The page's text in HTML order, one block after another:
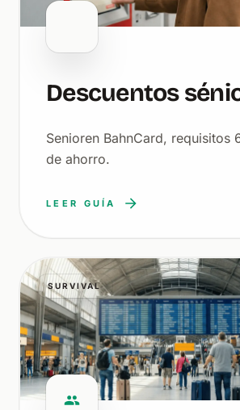
Descuentos
Senioren BahnCard, requisitos
de ahorro.
LEER GUÍA
SURVIVAL